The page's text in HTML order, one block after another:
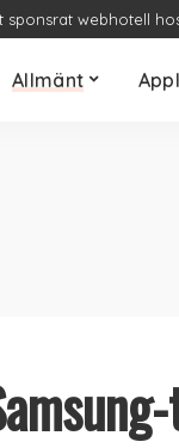
sponsrat webhotell
Allmänt